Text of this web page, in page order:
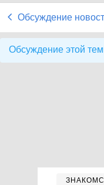
Обсуждение
Обсуждение этой